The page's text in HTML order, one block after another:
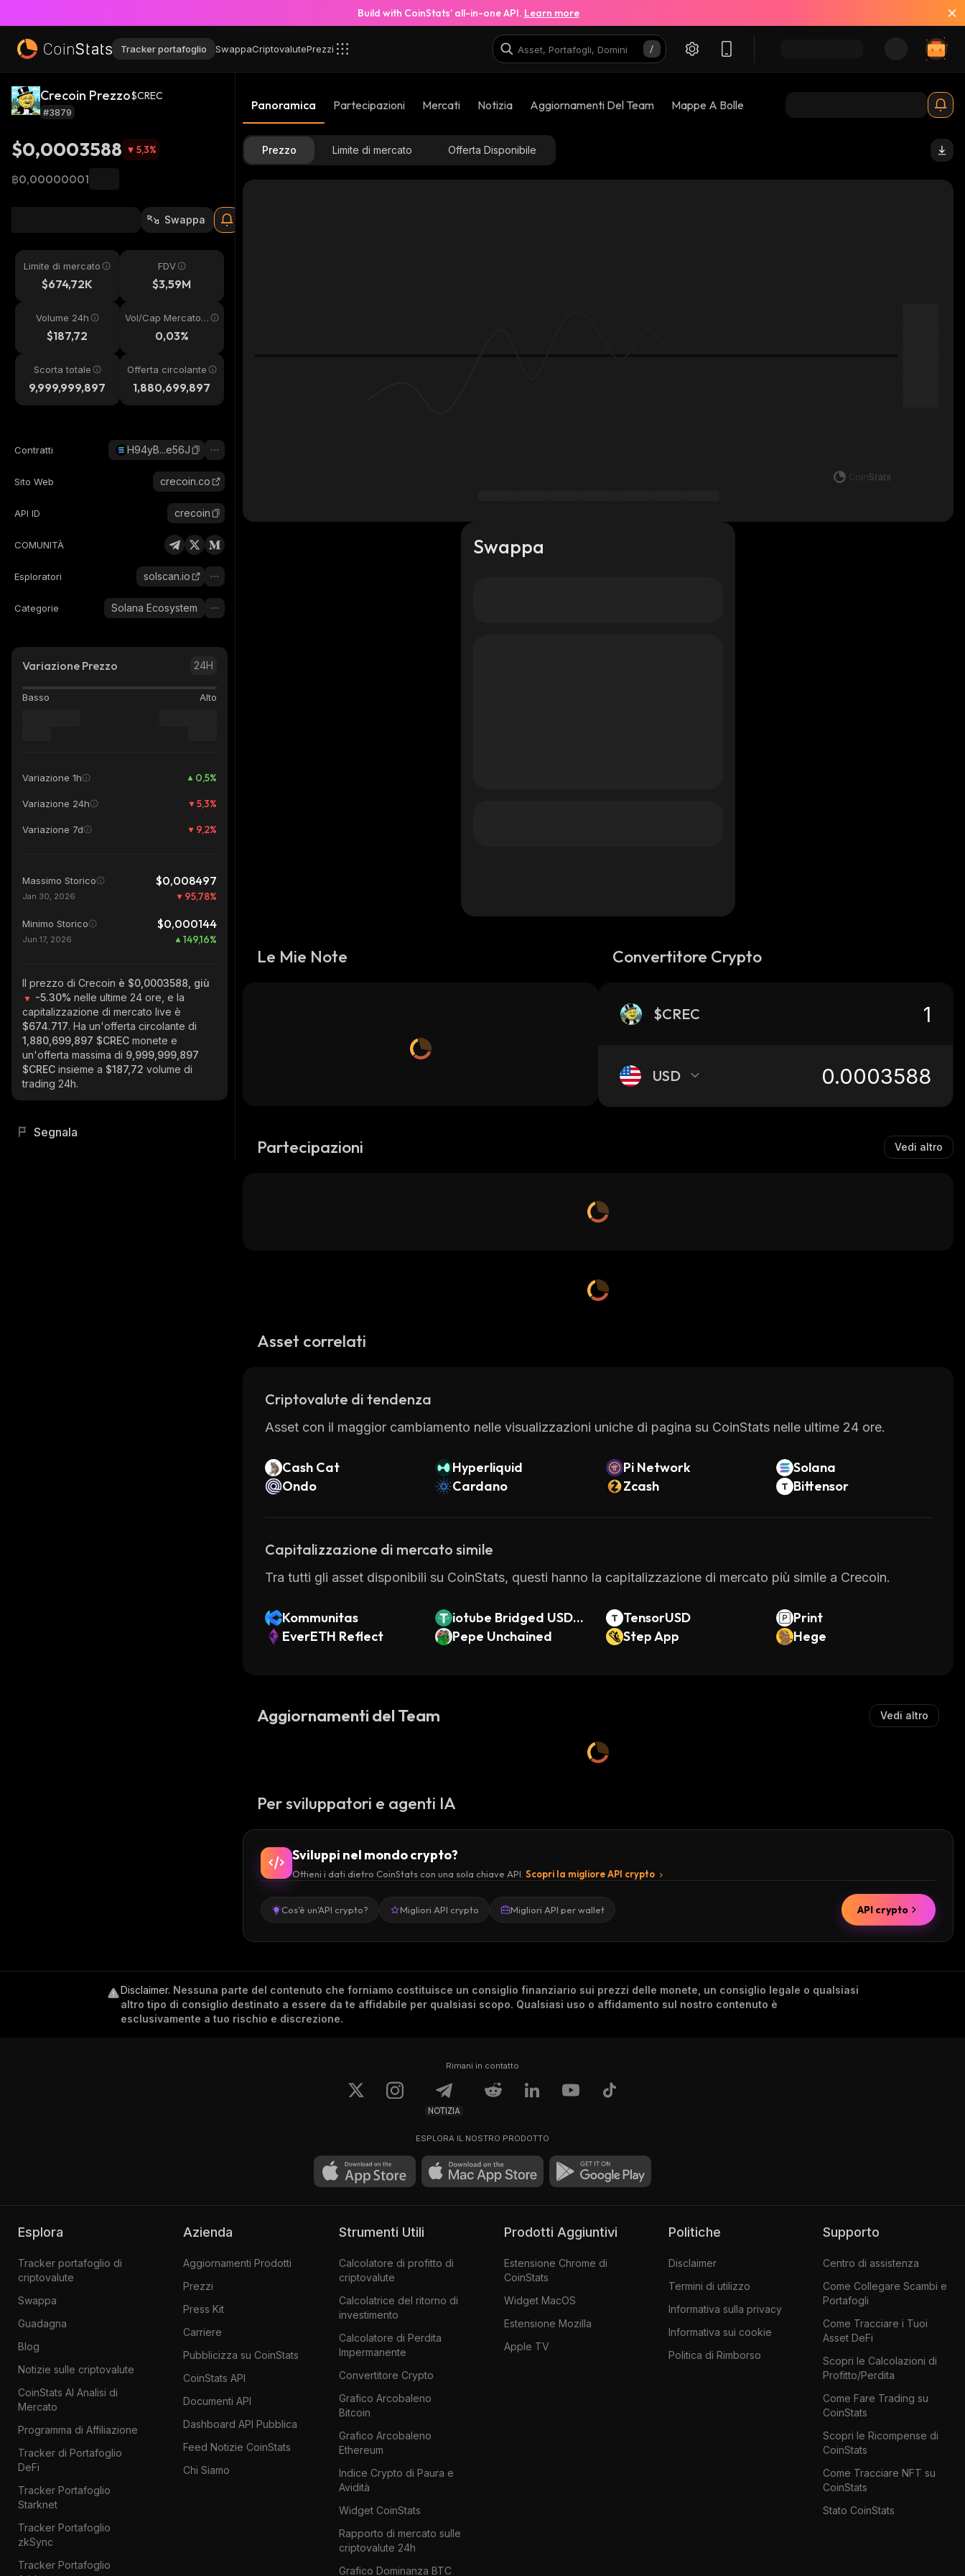
Build with CoinStats’ all-in-one API. Learn more
Tracker portafoglio SwappaCriptovalutePrezzi
Crecoin Prezzo$CREC
#3879
$0,0003588 5,3%
฿0,00000001
Swappa
Limite di mercato
$674,72K
FDV
$3,59M
Volume 24h
$187,72
Vol/Cap Mercato
0,03%
Scorta totale
9,999,999,897
Offerta circolante
1,880,699,897
Contratti H94yB...e56J
Sito Web crecoin.co
API ID crecoin
COMUNITÀ
Esploratori solscan.io
Categorie Solana Ecosystem
Variazione Prezzo 24H
Basso Alto
Variazione 1h 0,5%
Variazione 24h 5,3%
Variazione 7d 9,2%
Massimo Storico $0,008497
Jan 30, 2026 95,78%
Minimo Storico $0,000144
Jun 17, 2026 149,16%
Il prezzo di Crecoin è $0,0003588, giù
-5.30% nelle ultime 24 ore, e la
capitalizzazione di mercato live è
$674.717. Ha un'offerta circolante di
1,880,699,897 $CREC monete e
un'offerta massima di 9,999,999,897
$CREC insieme a $187,72 volume di
trading 24h.
Segnala
Panoramica Partecipazioni Mercati Notizia Aggiornamenti Del Team Mappe A Bolle
Prezzo Limite di mercato Offerta Disponibile
Swappa
Le Mie Note Convertitore Crypto
$CREC
USD
Partecipazioni Vedi altro
Asset correlati
Criptovalute di tendenza
Asset con il maggior cambiamento nelle visualizzazioni uniche di pagina su CoinStats nelle ultime 24 ore.
Cash Cat Hyperliquid Pi Network
Solana
Ondo
Cardano Zcash Bittensor
Capitalizzazione di mercato simile
Tra tutti gli asset disponibili su CoinStats, questi hanno la capitalizzazione di mercato più simile a Crecoin.
Kommunitas
iotube Bridged USDT
(IoTeX)
TensorUSD
Print
EverETH Reflect
Pepe Unchained Step App Hege
Aggiornamenti del Team Vedi altro
Per sviluppatori e agenti IA
Sviluppi nel mondo crypto?
Ottieni i dati dietro CoinStats con una sola chiave API. Scopri la migliore API crypto
Cos'è un'API crypto? Migliori API crypto Migliori API per wallet API crypto
Disclaimer. Nessuna parte del contenuto che forniamo costituisce un consiglio finanziario sui prezzi delle monete, un consiglio legale o qualsiasi
altro tipo di consiglio destinato a essere da te affidabile per qualsiasi scopo. Qualsiasi uso o affidamento sul nostro contenuto è
esclusivamente a tuo rischio e discrezione.
Rimani in contatto
NOTIZIA
ESPLORA IL NOSTRO PRODOTTO
Esplora
Tracker portafoglio di
criptovalute
Swappa
Guadagna
Blog
Notizie sulle criptovalute
CoinStats AI Analisi di
Mercato
Programma di Affiliazione
Tracker di Portafoglio
DeFi
Tracker Portafoglio
Starknet
Tracker Portafoglio
zkSync
Tracker Portafoglio
Azienda
Aggiornamenti Prodotti
Prezzi
Press Kit
Carriere
Pubblicizza su CoinStats
CoinStats API
Documenti API
Dashboard API Pubblica
Feed Notizie CoinStats
Chi Siamo
Strumenti Utili
Calcolatore di profitto di
criptovalute
Calcolatrice del ritorno di
investimento
Calcolatore di Perdita
Impermanente
Convertitore Crypto
Grafico Arcobaleno
Bitcoin
Grafico Arcobaleno
Ethereum
Indice Crypto di Paura e
Avidità
Widget CoinStats
Rapporto di mercato sulle
criptovalute 24h
Grafico Dominanza BTC
Prodotti Aggiuntivi
Estensione Chrome di
CoinStats
Widget MacOS
Estensione Mozilla
Apple TV
Politiche
Disclaimer
Termini di utilizzo
Informativa sulla privacy
Informativa sui cookie
Politica di Rimborso
Supporto
Centro di assistenza
Come Collegare Scambi e
Portafogli
Come Tracciare i Tuoi
Asset DeFi
Scopri le Calcolazioni di
Profitto/Perdita
Come Fare Trading su
CoinStats
Scopri le Ricompense di
CoinStats
Come Tracciare NFT su
CoinStats
Stato CoinStats